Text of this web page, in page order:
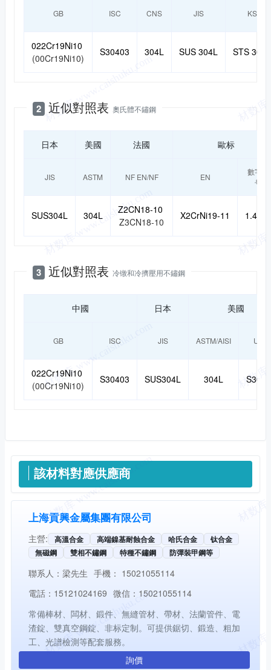
GB ISC CNS JIS KS
022Cr19Ni10
(00Cr19Ni10)
S30403 304L SUS 304L STS 304L
2 近似對照表 奧氏體不鏽鋼
日本 美國 法國 歐标
JIS ASTM NF EN/NF EN
數字牌
号
SUS304L 304L
Z2CN18-10
Z3CN18-10
X2CrNi19-11 1.4306
3 近似對照表 冷镦和冷擠壓用不鏽鋼
中國 日本 美國
GB ISC JIS ASTM/AISI UNS
022Cr19Ni10
(00Cr19Ni10)
S30403 SUS304L 304L
供應信息
該材料對應供應商
上海貢興金屬集團有限公司
主營: 高溫合金 高端鎳基耐蝕合金 哈氏合金
钛合金
無磁鋼
雙相不鏽鋼 特種不鏽鋼 防彈裝甲鋼等
聯系人： 梁先生 手機： 15021055114
電話： 15121024169 微信： 15021055114
常備棒材、闆材、鍛件、無縫管材、帶材、法蘭管件、電
渣錠、雙真空鋼錠、非标定制。可提供鋸切、鍛造、粗加
工、光譜檢測等配套服務。
詢價